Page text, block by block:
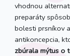
vhodnou
preparáty
bolesti prsníkov
antikoncepcia,
zbúrala mýtus o